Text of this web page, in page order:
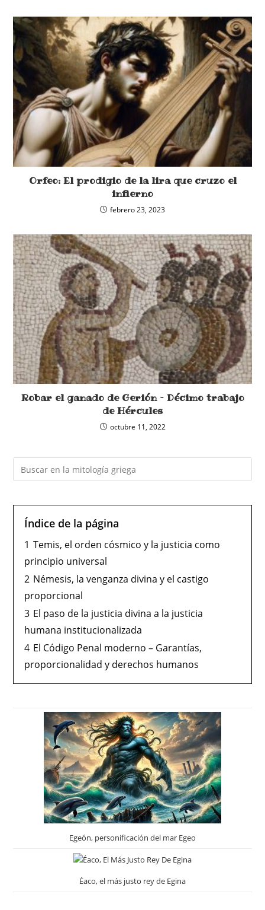
Orfeo: El prodigio de la lira que cruzo el
infierno
febrero 23, 2023
Robar el ganado de Gerión – Décimo trabajo
de Hércules
octubre 11, 2022
Índice de la página
1 Temis, el orden cósmico y la justicia como
principio universal
2 Némesis, la venganza divina y el castigo
proporcional
3 El paso de la justicia divina a la justicia
humana institucionalizada
4 El Código Penal moderno – Garantías,
proporcionalidad y derechos humanos
Egeón, personificación del mar Egeo
Éaco, el más justo rey de Egina